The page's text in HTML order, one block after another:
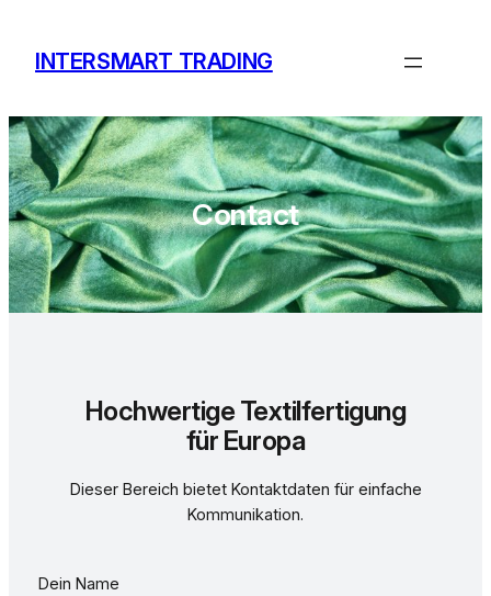
springen
INTERSMART TRADING
Contact
Hochwertige Textilfertigung
für Europa
Dieser Bereich bietet Kontaktdaten für einfache
Kommunikation.
Dein Name